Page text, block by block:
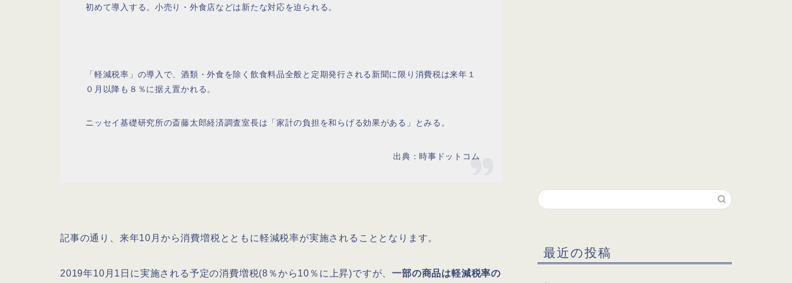
初めて導入する。小売り・外食店などは新たな対応を迫られる。
「軽減税率」の導入で、酒類・外食を除く飲食料品全般と定期発行される新聞に限り消費税は来年１
０月以降も８％に据え置かれる。
ニッセイ基礎研究所の斎藤太郎経済調査室長は「家計の負担を和らげる効果がある」とみる。
出典：時事ドットコム
記事の通り、来年10月から消費増税とともに軽減税率が実施されることとなります。
2019年10月1日に実施される予定の消費増税(8％から10％に上昇)ですが、一部の商品は軽減税率の
最近の投稿